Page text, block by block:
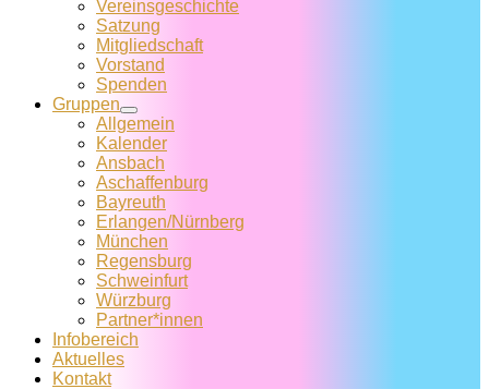
Vereins­geschichte
Satzung
Mitglied­schaft
Vorstand
Spenden
Gruppen
Allgemein
Kalender
Ansbach
Aschaffenburg
Bayreuth
Erlangen/Nürnberg
München
Regensburg
Schweinfurt
Würzburg
Partner*innen
Infobereich
Aktuelles
Kontakt